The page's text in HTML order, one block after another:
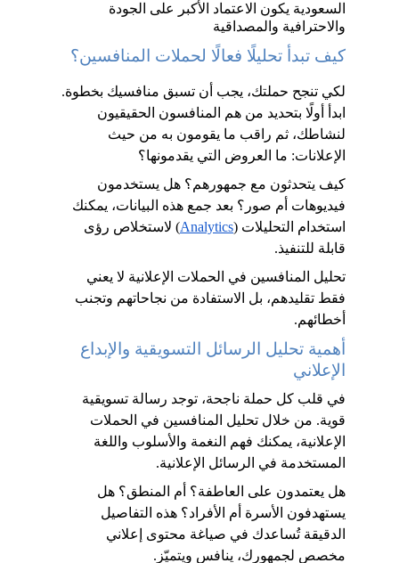
السعودية يكون الاعتماد الأكبر على الجودة
والاحترافية والمصداقية
كيف تبدأ تحليلًا فعالًا لحملات المنافسين؟
لكي تنجح حملتك، يجب أن تسبق منافسيك بخطوة.
ابدأ أولًا بتحديد من هم المنافسون الحقيقيون
لنشاطك، ثم راقب ما يقومون به من حيث
الإعلانات: ما العروض التي يقدمونها؟
كيف يتحدثون مع جمهورهم؟ هل يستخدمون
فيديوهات أم صور؟ بعد جمع هذه البيانات، يمكنك
استخدام التحليلات (Analytics) لاستخلاص رؤى
قابلة للتنفيذ.
تحليل المنافسين في الحملات الإعلانية لا يعني
فقط تقليدهم، بل الاستفادة من نجاحاتهم وتجنب
أخطائهم.
أهمية تحليل الرسائل التسويقية والإبداع
الإعلاني
في قلب كل حملة ناجحة، توجد رسالة تسويقية
قوية. من خلال تحليل المنافسين في الحملات
الإعلانية، يمكنك فهم النغمة والأسلوب واللغة
المستخدمة في الرسائل الإعلانية.
هل يعتمدون على العاطفة؟ أم المنطق؟ هل
يستهدفون الأسرة أم الأفراد؟ هذه التفاصيل
الدقيقة تُساعدك في صياغة محتوى إعلاني
مخصص لجمهورك، ينافس ويتميّز.